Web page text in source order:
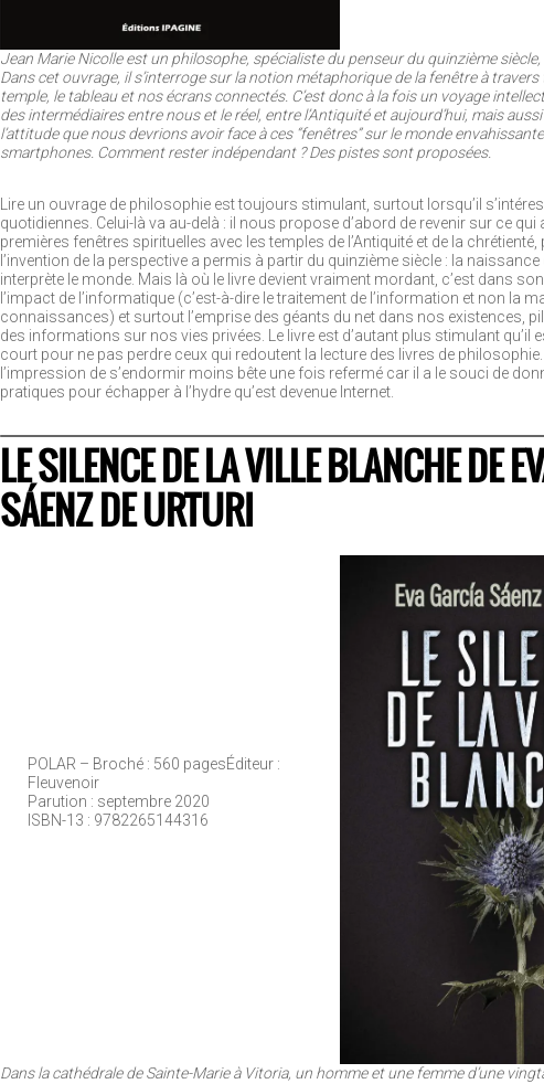
Jean Marie Nicolle est un philosophe, spécialiste du penseur du quinzième siècle,
Dans cet ouvrage, il s’interroge sur la notion métaphorique de la fenêtre à travers
temple, le tableau et nos écrans connectés. C’est donc à la fois un voyage
des intermédiaires entre nous et le réel, entre l’Antiquité et aujourd’hui, mais
l’attitude que nous devrions avoir face à ces “fenêtres” sur le monde
smartphones. Comment rester indépendant ? Des pistes sont proposées.
Lire un ouvrage de philosophie est toujours stimulant, surtout lorsqu’il
quotidiennes. Celui-là va au-delà : il nous propose d’abord de revenir sur ce qui
premières fenêtres spirituelles avec les temples de l’Antiquité et de la chrétienté,
l’invention de la perspective a permis à partir du quinzième siècle : la naissance
interprète le monde. Mais là où le livre devient vraiment mordant, c’est dans
l’impact de l’informatique (c’est-à-dire le traitement de l’information et non la
connaissances) et surtout l’emprise des géants du net dans nos existences,
des informations sur nos vies privées. Le livre est d’autant plus stimulant qu’il
court pour ne pas perdre ceux qui redoutent la lecture des livres de
l’impression de s’endormir moins bête une fois refermé car il a le souci de
pratiques pour échapper à l’hydre qu’est devenue Internet.
LE SILENCE DE LA VILLE BLANCHE DE
SÁENZ DE URTURI
POLAR – Broché : 560 pagesÉditeur :
Fleuvenoir
Parution : septembre 2020
ISBN-13 : 9782265144316
Dans la cathédrale de Sainte-Marie à Vitoria, un homme et une femme d’une